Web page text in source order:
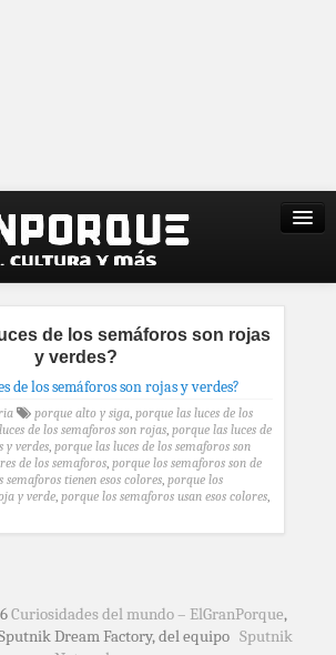
de los semáforos son rojas
y verdes?
porque alto y siga, porque las luces de los
de los semaforos son rojas, porque las luces de
y verdes, porque las luces de los semaforos son
de los semaforos, porque los semaforos son de
semaforos tienen esos colores, porque los
y verde, porque los semaforos usan esos colores,
Curiosidades del mundo – ElGranPorque,
Dream Factory, del equipo Sputnik